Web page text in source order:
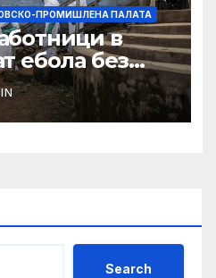
ПРОМИШЛЕНА ПАЛАТА
в
ебола без
СЗО
Search